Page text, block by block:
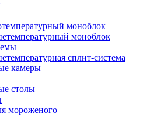
моноблок
моноблок
сплит-система
камеры
столы
мороженого